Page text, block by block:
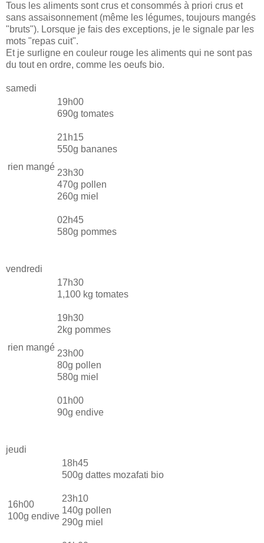
Tous les aliments sont crus et consommés à priori crus et
sans assaisonnement (même les légumes, toujours mangés
"bruts"). Lorsque je fais des exceptions, je le signale par les
mots "repas cuit".
Et je surligne en couleur rouge les aliments qui ne sont pas
du tout en ordre, comme les oeufs bio.
samedi
rien mangé
19h00
690g tomates
21h15
550g bananes
23h30
470g pollen
260g miel
02h45
580g pommes
vendredi
rien mangé
17h30
1,100 kg tomates
19h30
2kg pommes
23h00
80g pollen
580g miel
01h00
90g endive
jeudi
16h00
100g endive
18h45
500g dattes mozafati bio
23h10
140g pollen
290g miel